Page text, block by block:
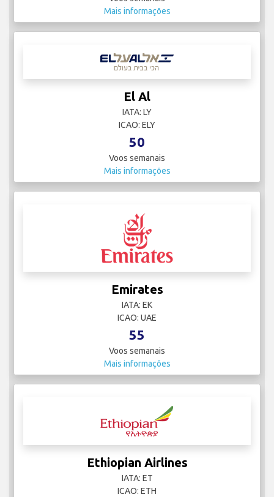
Mais informações
El Al
IATA: LY
ICAO: ELY
50
Voos semanais
Mais informações
Emirates
IATA: EK
ICAO: UAE
55
Voos semanais
Mais informações
Ethiopian Airlines
IATA: ET
ICAO: ETH